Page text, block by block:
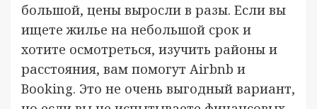
большой, цены выросли в разы. Если вы
ищете жилье на небольшой срок и
хотите осмотреться, изучить районы и
расстояния, вам помогут Airbnb и
Booking. Это не очень выгодный вариант,